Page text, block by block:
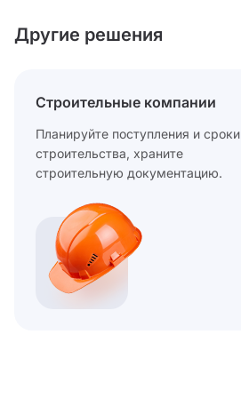
Другие решения
Строительные компании
Планируйте поступления и сроки
строительства, храните
строительную документацию.